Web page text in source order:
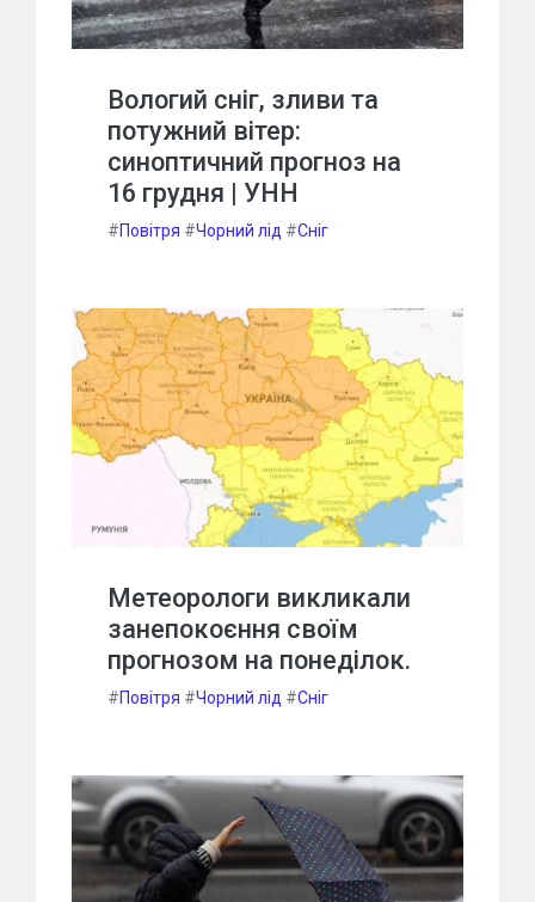
Вологий сніг, зливи та
потужний вітер:
синоптичний прогноз на
16 грудня | УНН
#Повітря #Чорний лід #Сніг
Метеорологи викликали
занепокоєння своїм
прогнозом на понеділок.
#Повітря #Чорний лід #Сніг